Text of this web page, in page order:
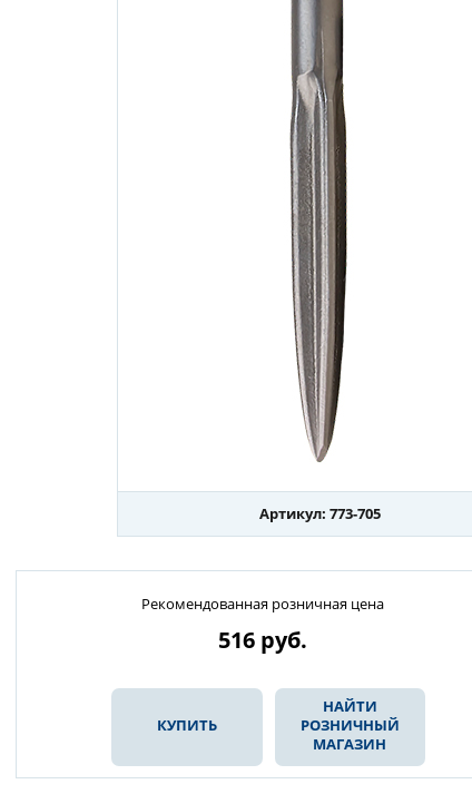
Артикул: 773-705
Рекомендованная розничная цена
516 руб.
КУПИТЬ
НАЙТИ
РОЗНИЧНЫЙ
МАГАЗИН